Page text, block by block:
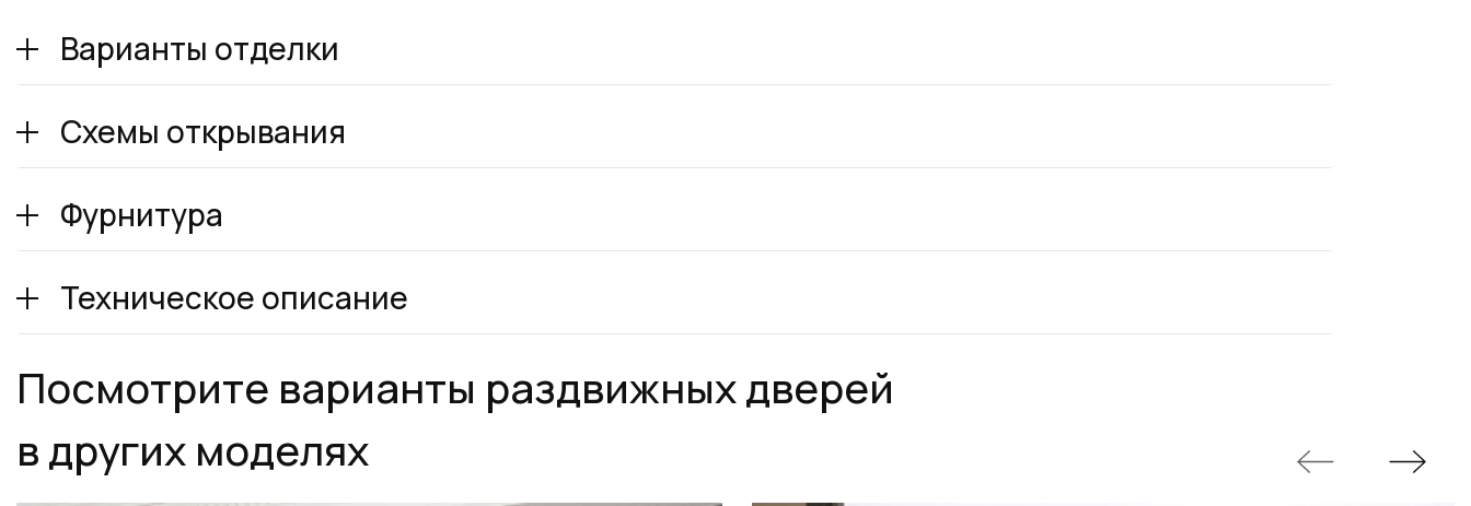
Варианты отделки
Схемы открывания
Фурнитура
Техническое описание
Посмотрите варианты раздвижных дверей
в других моделях